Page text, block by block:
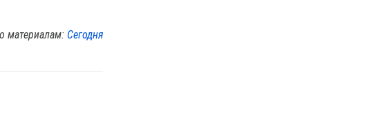
материалам: Сегодня